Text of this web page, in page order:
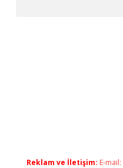
Reklam ve İletişim: E-mail: